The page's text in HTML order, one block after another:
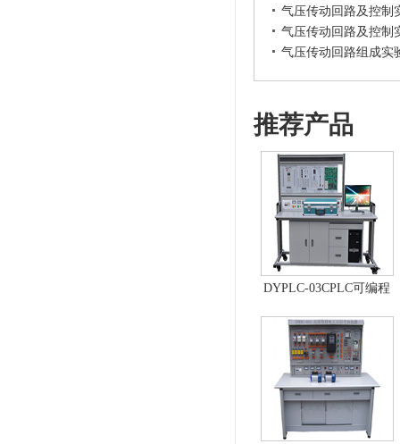
气压传动回路及控制
气压传动回路及控制
气压传动回路组成实
推荐产品
DYPLC-03CPLC可编程
统、自动控制原理综合
实验台